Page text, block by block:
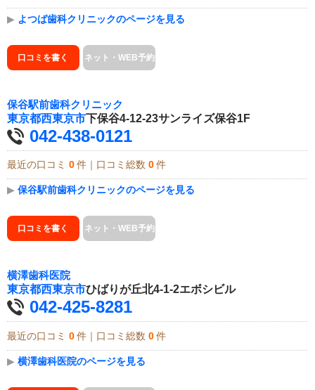
▶ よつば歯科クリニックのページを見る
口コミを書く ネット・WEB予約
保谷駅前歯科クリニック
東京都西東京市下保谷4-12-23サンライズ保谷1F
042-438-0121
最近の口コミ 0 件｜口コミ総数 0 件
▶ 保谷駅前歯科クリニックのページを見る
口コミを書く ネット・WEB予約
横澤歯科医院
東京都西東京市ひばりが丘北4-1-2エボシビル
042-425-8281
最近の口コミ 0 件｜口コミ総数 0 件
▶ 横澤歯科医院のページを見る